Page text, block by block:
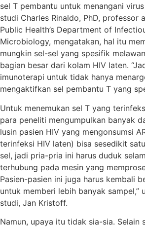
sel T pembantu untuk menangani
studi Charles Rinaldo, PhD, professor
Public Health’s Department of
Microbiology, mengatakan, hal itu
mungkin sel-sel yang spesifik
bagian besar dari kolam HIV laten.
imunoterapi untuk tidak hanya
mengaktifkan sel pembantu T yang
Untuk menemukan sel T yang
para peneliti mengumpulkan banyak
lusin pasien HIV yang mengonsumsi
terinfeksi HIV laten) bisa sesedikit
sel, jadi pria-pria ini harus duduk
terhubung pada mesin yang
Pasien-pasien ini juga harus kembali
untuk memberi lebih banyak sampel,”
studi, Jan Kristoff.
Namun, upaya itu tidak sia-sia. Selain